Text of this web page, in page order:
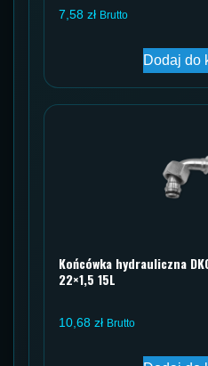
7,58 zł Brutto
Dodaj do
Końcówka hydrauliczna
22×1,5 15L
10,68 zł Brutto